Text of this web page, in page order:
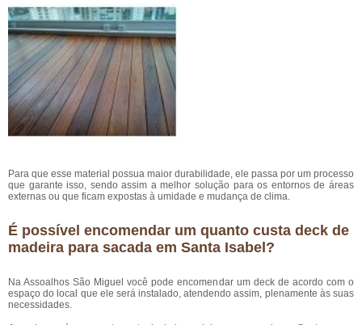
Para que esse material possua maior durabilidade, ele passa por um processo
que garante isso, sendo assim a melhor solução para os entornos de áreas
externas ou que ficam expostas à umidade e mudança de clima.
É possível encomendar um quanto custa deck de
madeira para sacada em Santa Isabel?
Na Assoalhos São Miguel você pode encomendar um deck de acordo com o
espaço do local que ele será instalado, atendendo assim, plenamente às suas
necessidades.